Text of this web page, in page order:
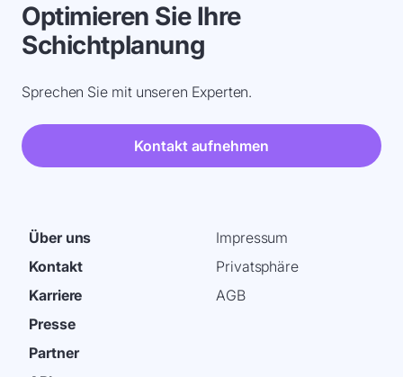
Kontakt aufnehmen
Über uns
Kontakt
Karriere
Presse
Partner
Optimieren Sie Ihre
Schichtplanung
Sprechen Sie mit unseren Experten.
Impressum
Privatsphäre
AGB